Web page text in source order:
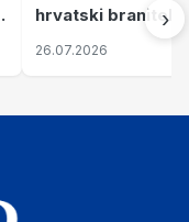
hrvatski branitelji
pronalaze mir
26.07.2026
›